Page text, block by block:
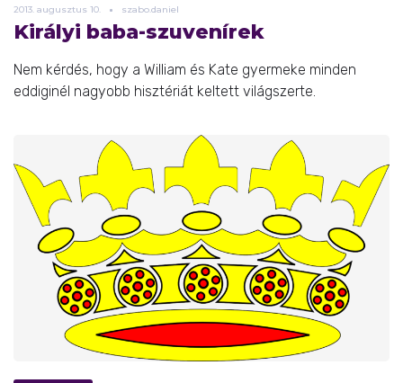
2013. augusztus 10. szabo.daniel
Királyi baba-szuvenírek
Nem kérdés, hogy a William és Kate gyermeke minden
eddiginél nagyobb hisztériát keltett világszerte.